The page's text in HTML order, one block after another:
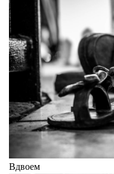
Вдвоем